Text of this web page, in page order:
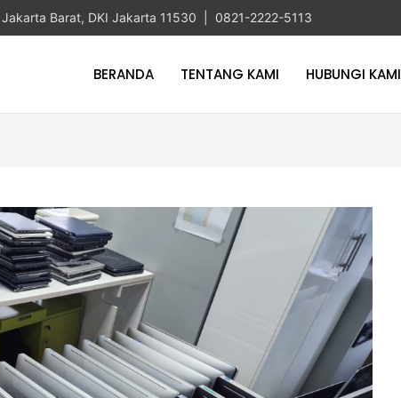
Barat, DKI Jakarta 11530 | 0821-2222-5113
BERANDA TENTANG KAMI HUBUNGI KAMI